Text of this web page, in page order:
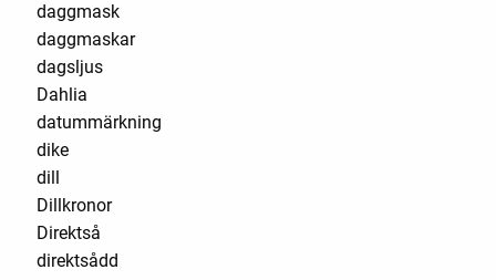
daggmask
daggmaskar
dagsljus
Dahlia
datummärkning
dike
dill
Dillkronor
Direktså
direktsådd